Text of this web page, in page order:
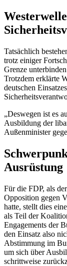
Tatsächlich
trotz einiger
Grenze
Trotzdem erklärte
deutschen
„Deswegen ist es
Ausbildung der
Außenminister
Ausrüstung
Für die FDP, als
Opposition gegen
hatte, stellt dies
als Teil der
Engagements der
den Einsatz also
Abstimmung im
um sich über
schrittweise